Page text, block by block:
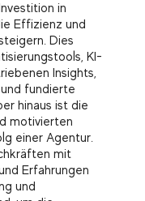
in
Effizienz und
Dies
KI-
Insights,
fundierte
hinaus ist die
motivierten
einer Agentur.
mit
Erfahrungen
und